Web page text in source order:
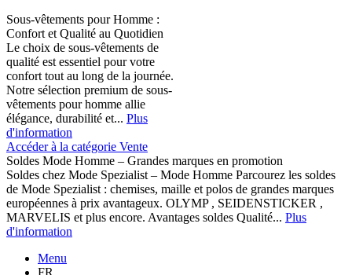
Sous-vêtements pour Homme :
Confort et Qualité au Quotidien
Le choix de sous-vêtements de
qualité est essentiel pour votre
confort tout au long de la journée.
Notre sélection premium de sous-
vêtements pour homme allie
élégance, durabilité et... Plus
d'information
Accéder à la catégorie Vente
Soldes Mode Homme – Grandes marques en promotion
Soldes chez Mode Spezialist – Mode Homme Parcourez les soldes
de Mode Spezialist : chemises, maille et polos de grandes marques
européennes à prix avantageux. OLYMP , SEIDENSTICKER ,
MARVELIS et plus encore. Avantages soldes Qualité... Plus
d'information
Menu
FR